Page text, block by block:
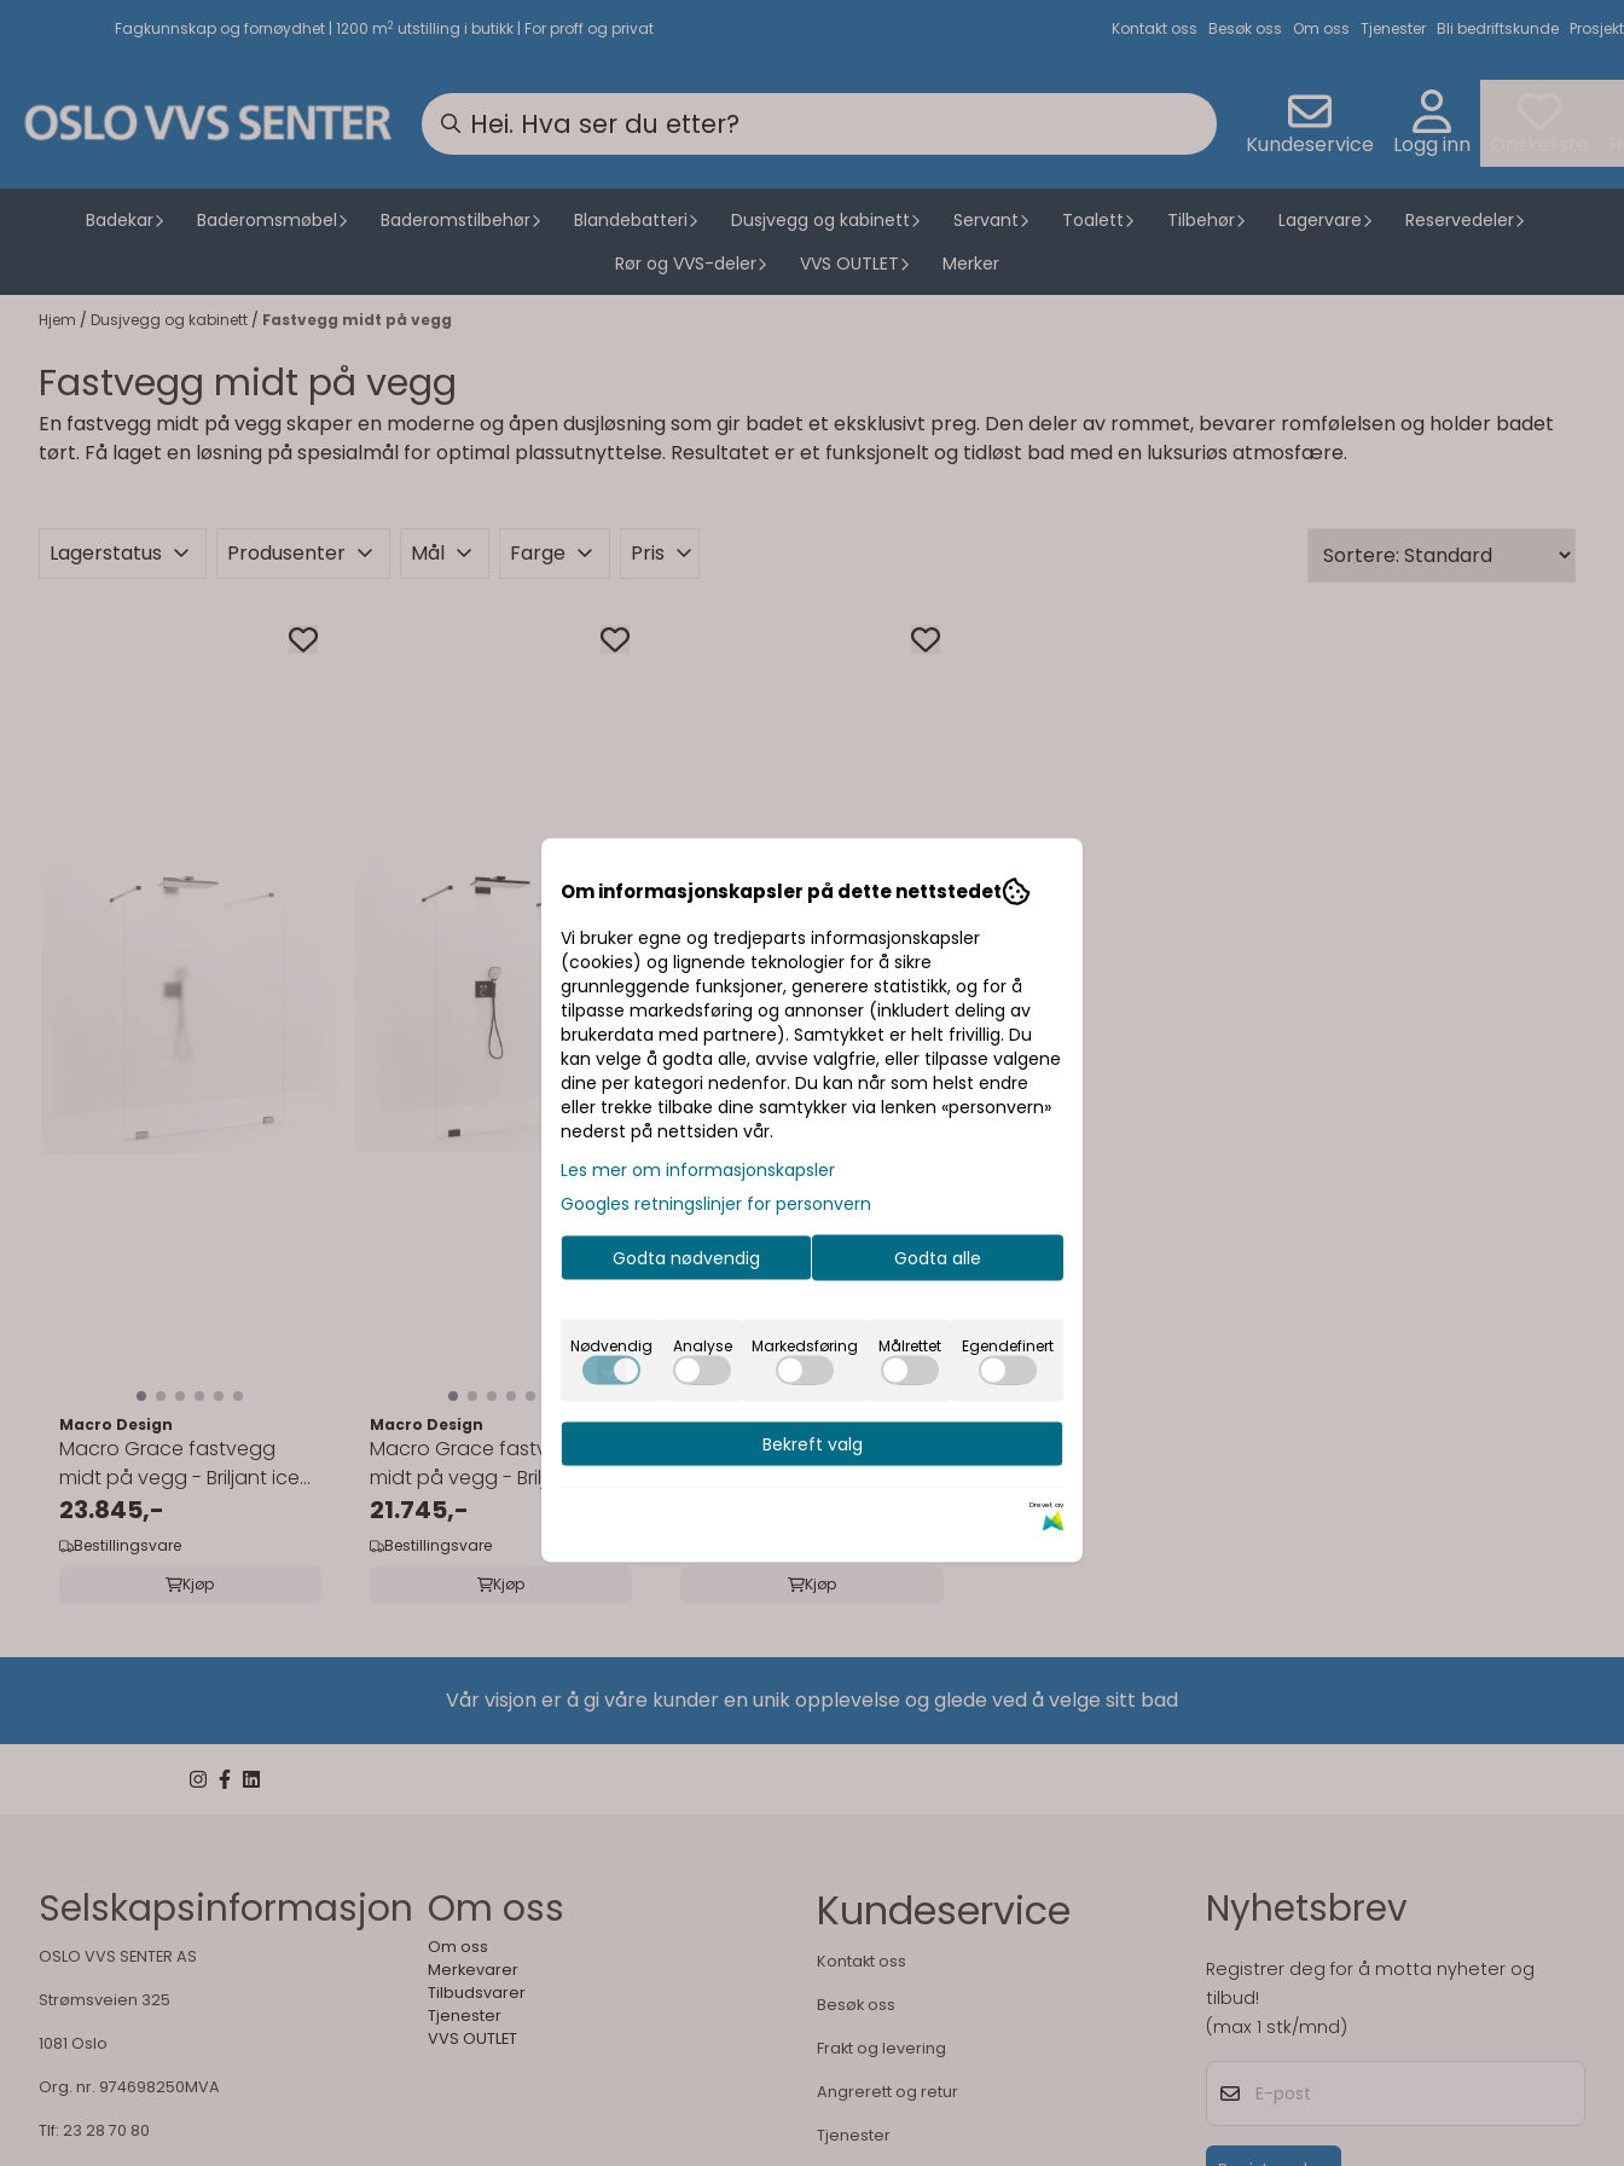
Hopp til innholdFagkunnskap og fornøydhet | 1200 m2 utstilling i butikk | For proff og privat Kontakt oss Besøk oss Om oss Tjenester Bli bedriftskunde Prosjekt
Kundeservice Logg inn
Badekar Baderomsmøbel Baderomstilbehør Blandebatteri Dusjvegg og kabinett Servant Toalett Tilbehør Lagervare
Reservedeler
Rør og VVS-deler
VVS OUTLET Merker
Hjem / Dusjvegg og kabinett / Fastvegg midt på vegg
Fastvegg midt på vegg
En fastvegg midt på vegg skaper en moderne og åpen dusjløsning som gir badet et eksklusivt preg. Den deler av rommet, bevarer romfølelsen og holder badet
tørt. Få laget en løsning på spesialmål for optimal plassutnyttelse. Resultatet er et funksjonelt og tidløst bad med en luksuriøs atmosfære.
Lagerstatus Produsenter Mål Farge Pris
Macro Design
Macro Grace fastvegg
midt på vegg - Briljant ice
glass
23.845,-
Bestillingsvare
Kjøp
Macro Design
Macro Grace fastvegg
midt på vegg - Briljant klart
glass
21.745,-
Bestillingsvare
Kjøp
Macro Design
Macro Grace fastvegg
Kjøp
Vår visjon er å gi våre kunder en unik opplevelse og glede ved å velge sitt bad
Selskapsinformasjon
OSLO VVS SENTER AS
Strømsveien 325
1081 Oslo
Org. nr. 974698250MVA
Tlf: 23 28 70 80
Om oss
Om oss
Merkevarer
Tilbudsvarer
Tjenester
VVS OUTLET
Kundeservice
Kontakt oss
Besøk oss
Frakt og levering
Angrerett og retur
Tjenester
Nyhetsbrev
Registrer deg for å motta nyheter og
tilbud!
(max 1 stk/mnd)
Om informasjonskapsler på dette nettstedet
Vi bruker egne og tredjeparts informasjonskapsler
(cookies) og lignende teknologier for å sikre
grunnleggende funksjoner, generere statistikk, og for å
tilpasse markedsføring og annonser (inkludert deling av
brukerdata med partnere). Samtykket er helt frivillig. Du
kan velge å godta alle, avvise valgfrie, eller tilpasse valgene
dine per kategori nedenfor. Du kan når som helst endre
eller trekke tilbake dine samtykker via lenken «personvern»
nederst på nettsiden vår.
Les mer om informasjonskapsler
Googles retningslinjer for personvern
Godta nødvendig Godta alle
Nødvendig Analyse Markedsføring Målrettet Egendefinert
Bekreft valg
Drevet av